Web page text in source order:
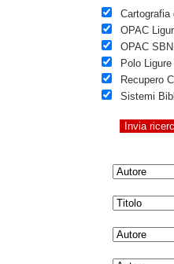
Cartografia
OPAC
OPAC SBN
Polo Ligure
Recupero
Sistemi